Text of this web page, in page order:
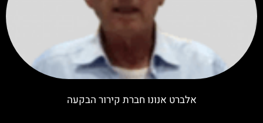
אלברט אנונו חברת קירור הבקעה